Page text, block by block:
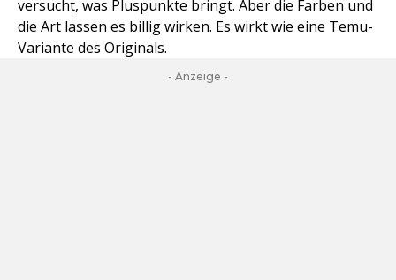
versucht, was Pluspunkte bringt. Aber die Farben und
die Art lassen es billig wirken. Es wirkt wie eine Temu-
Variante des Originals.
- Anzeige -